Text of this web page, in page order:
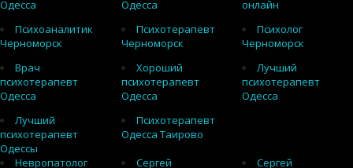
Одесса Одесса
онлайн
Психоаналитик
Черноморск
Психотерапевт
Черноморск
Психолог
Черноморск
Врач
психотерапевт
Одесса
Хороший
психотерапевт
Одесса
Лучший
психотерапевт
Одесса
Лучший
психотерапевт
Одессы
Психотерапевт
Одесса Таирово
Невропатолог
Сергей
Сергей